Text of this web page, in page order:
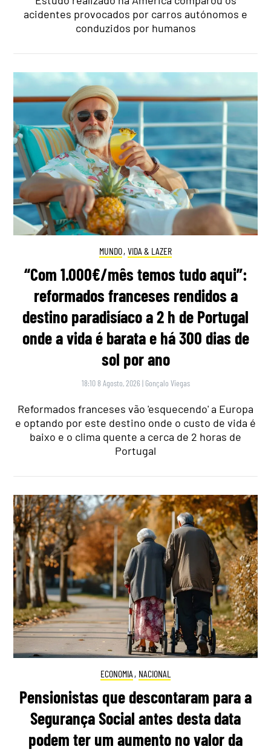
acidentes provocados por carros autónomos e
conduzidos por humanos
MUNDO, VIDA & LAZER
“Com 1.000€/mês temos tudo aqui”:
reformados franceses rendidos a
destino paradisíaco a 2 h de Portugal
onde a vida é barata e há 300 dias de
sol por ano
18:10 8 Agosto, 2026 | Gonçalo Viegas
Reformados franceses vão 'esquecendo' a Europa
e optando por este destino onde o custo de vida é
baixo e o clima quente a cerca de 2 horas de
Portugal
ECONOMIA , NACIONAL
Pensionistas que descontaram para a
Segurança Social antes desta data
podem ter um aumento no valor da